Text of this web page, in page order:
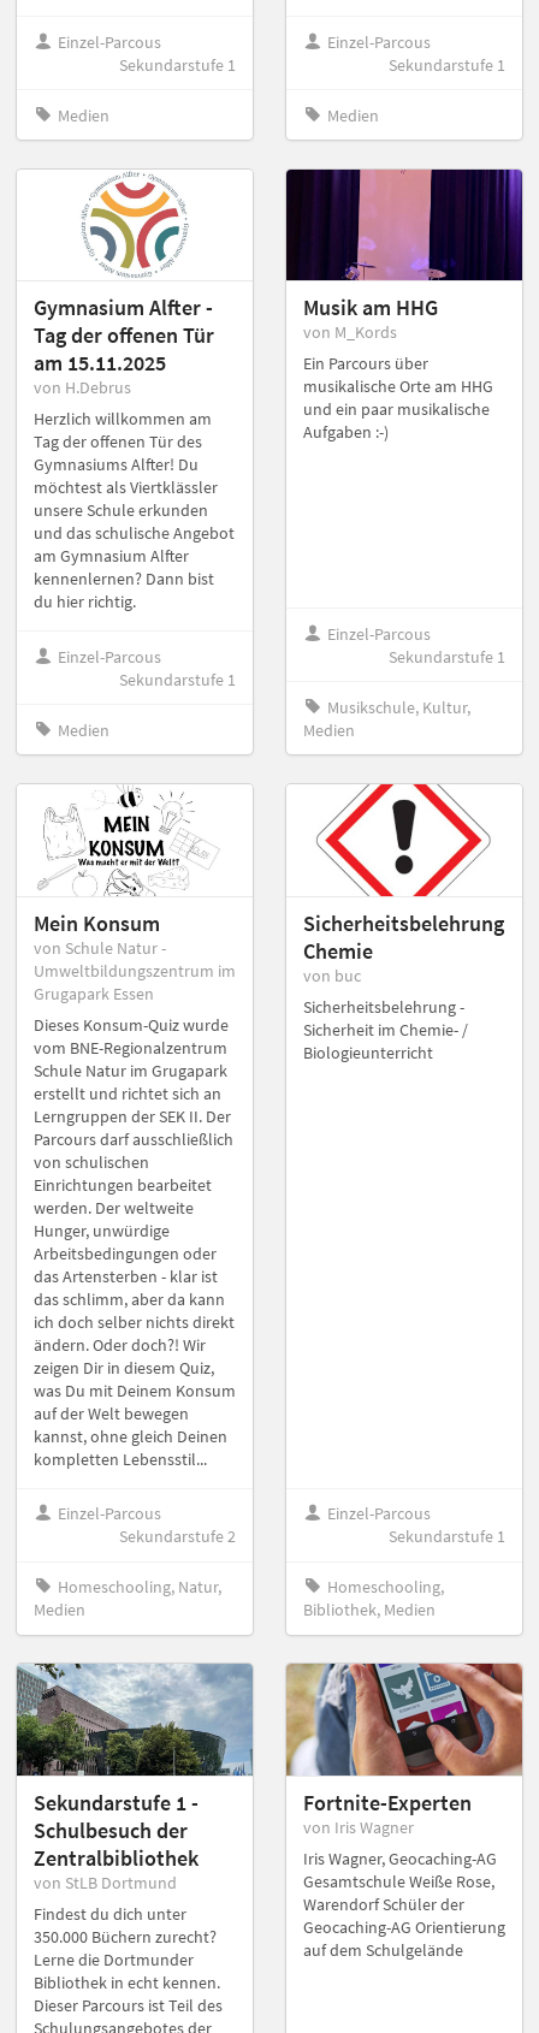
Einzel-Parcous
Sekundarstufe 1
Medien
Einzel-Parcous
Sekundarstufe 1
Medien
Gymnasium Alfter -
Tag der offenen Tür
am 15.11.2025
von H.Debrus
Herzlich willkommen am
Tag der offenen Tür des
Gymnasiums Alfter! Du
möchtest als Viertklässler
unsere Schule erkunden
und das schulische Angebot
am Gymnasium Alfter
kennenlernen? Dann bist
du hier richtig.
Einzel-Parcous
Sekundarstufe 1
Medien
Musik am HHG
von M_Kords
Ein Parcours über
musikalische Orte am HHG
und ein paar musikalische
Aufgaben :-)
Einzel-Parcous
Sekundarstufe 1
Musikschule, Kultur,
Medien
Mein Konsum
von Schule Natur -
Umweltbildungszentrum im
Grugapark Essen
Dieses Konsum-Quiz wurde
vom BNE-Regionalzentrum
Schule Natur im Grugapark
erstellt und richtet sich an
Lerngruppen der SEK II. Der
Parcours darf ausschließlich
von schulischen
Einrichtungen bearbeitet
werden. Der weltweite
Hunger, unwürdige
Arbeitsbedingungen oder
das Artensterben - klar ist
das schlimm, aber da kann
ich doch selber nichts direkt
ändern. Oder doch?! Wir
zeigen Dir in diesem Quiz,
was Du mit Deinem Konsum
auf der Welt bewegen
kannst, ohne gleich Deinen
kompletten Lebensstil...
Einzel-Parcous
Sekundarstufe 2
Homeschooling, Natur,
Medien
Sicherheitsbelehrung
Chemie
von buc
Sicherheitsbelehrung -
Sicherheit im Chemie- /
Biologieunterricht
Einzel-Parcous
Sekundarstufe 1
Homeschooling,
Bibliothek, Medien
Sekundarstufe 1 -
Schulbesuch der
Zentralbibliothek
von StLB Dortmund
Findest du dich unter
350.000 Büchern zurecht?
Lerne die Dortmunder
Bibliothek in echt kennen.
Dieser Parcours ist Teil des
Schulungsangebotes der
Fortnite-Experten
von Iris Wagner
Iris Wagner, Geocaching-AG
Gesamtschule Weiße Rose,
Warendorf Schüler der
Geocaching-AG Orientierung
auf dem Schulgelände